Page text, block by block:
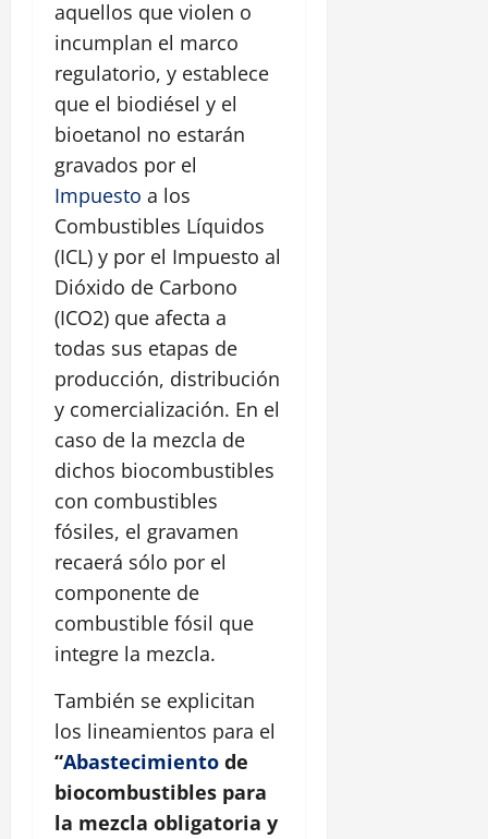
aquellos que violen o
incumplan el marco
regulatorio, y establece
que el biodiésel y el
bioetanol no estarán
gravados por el
Impuesto a los
Combustibles Líquidos
(ICL) y por el Impuesto al
Dióxido de Carbono
(ICO2) que afecta a
todas sus etapas de
producción, distribución
y comercialización. En el
caso de la mezcla de
dichos biocombustibles
con combustibles
fósiles, el gravamen
recaerá sólo por el
componente de
combustible fósil que
integre la mezcla.
También se explicitan
los lineamientos para el
“Abastecimiento de
biocombustibles para
la mezcla obligatoria y